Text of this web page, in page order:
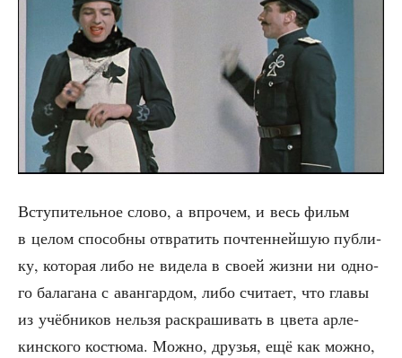
Всту­пи­тель­ное сло­во, а впро­чем, и весь фильм
в целом спо­соб­ны отвра­тить почтен­ней­шую пуб­ли­
ку, кото­рая либо не виде­ла в сво­ей жиз­ни ни одно­
го бала­га­на с аван­гар­дом, либо счи­та­ет, что гла­вы
из учёб­ни­ков нель­зя рас­кра­ши­вать в цве­та арле­
кин­ско­го костю­ма. Мож­но, дру­зья, ещё как мож­но,